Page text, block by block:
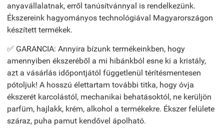
anyavállalatnak, erről tanúsítvánnyal is rendelkezünk.
Ékszereink hagyományos technológiával Magyarországon
készített termékek.
✅ GARANCIA: Annyira bízunk termékeinkben, hogy
amennyiben ékszeréből a mi hibánkból esne ki a kristály,
azt a vásárlás időpontjától függetlenül térítésmentesen
pótoljuk! A hosszú élettartam további titka, hogy óvja
ékszerét karcolástól, mechanikai behatásoktól, ne kerüljön
parfüm, hajlakk, krém, alkohol a termékekre. Ékszer felülete
száraz, puha pamut kendővel ápolható.